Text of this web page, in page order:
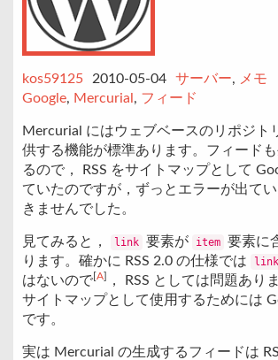
kos59125 2010-05-04 サーバー, メモ
Google, Mercurial , フィード
Mercurial にはウェブベースのリポジト
供する機能が標準あります。フィード
るので， RSS をサイトマップとして
ていたのですが，ずっとエラーが出て
きませんでした。
見てみると， link 要素が item 要素に
ります。確かに RSS 2.0 の仕様では
link
はないので[A]
， RSS としては問題あり
サイトマップとして使用するためには
です。
実は Mercurial の生成するフィードは